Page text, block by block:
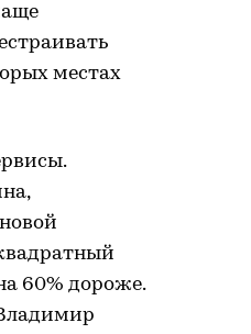
местах
60% дороже.